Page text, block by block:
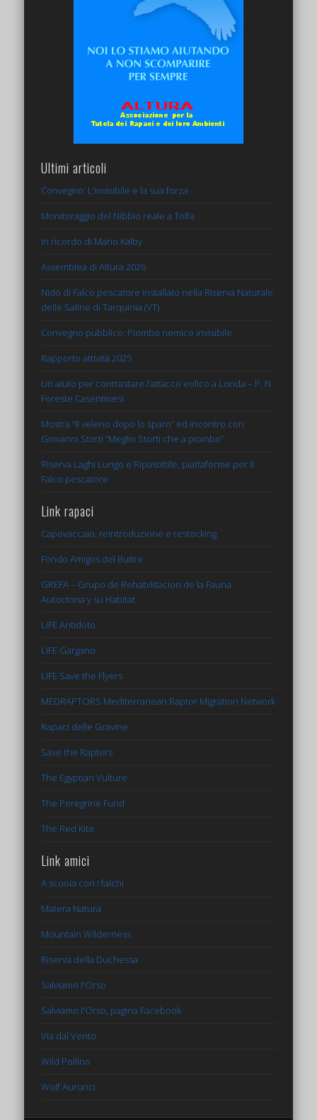
Ultimi articoli
Convegno: L’invisibile e la sua forza
Monitoraggio del Nibbio reale a Tolfa
In ricordo di Mario Kalby
Assemblea di Altura 2026
Nido di Falco pescatore installato nella Riserva Naturale
delle Saline di Tarquinia (VT)
Convegno pubblico: Piombo nemico invisibile
Rapporto attività 2025
Un aiuto per contrastare l’attacco eolico a Londa – P. N.
Foreste Casentinesi
Mostra “Il veleno dopo lo sparo” ed incontro con
Giovanni Storti “Meglio Storti che a piombo”
Riserva Laghi Lungo e Ripasottile, piattaforme per il
Falco pescatore
Link rapaci
Capovaccaio, reintroduzione e restocking
Fondo Amigos del Buitre
GREFA – Grupo de Rehabilitacion de la Fauna
Autoctona y su Habitat
LIFE Antidoto
LIFE Gargano
LIFE Save the Flyers
MEDRAPTORS Mediterranean Raptor Migration Network
Rapaci delle Gravine
Save the Raptors
The Egyptian Vulture
The Peregrine Fund
The Red Kite
Link amici
A scuola con i falchi
Matera Natura
Mountain Wilderness
Riserva della Duchessa
Salviamo l'Orso
Salviamo l'Orso, pagina Facebook
Via dal Vento
Wild Pollino
Wolf Aurunci